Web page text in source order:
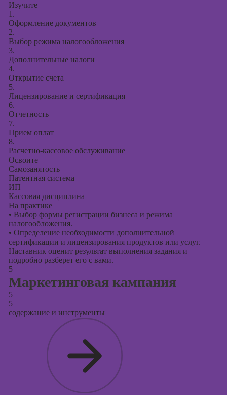
Изучите
1.
Оформление документов
2.
Выбор режима налогообложения
3.
Дополнительные налоги
4.
Открытие счета
5.
Лицензирование и сертификация
6.
Отчетность
7.
Прием оплат
8.
Расчетно-кассовое обслуживание
Освоите
Самозанятость
Патентная система
ИП
Кассовая дисциплина
На практике
• Выбор формы регистрации бизнеса и режима
налогообложения.
• Определение необходимости дополнительной
сертификации и лицензирования продуктов или услуг.
Наставник оценит результат выполнения задания и
подробно разберет его с вами.
5
Маркетинговая кампания
5
5
содержание и инструменты